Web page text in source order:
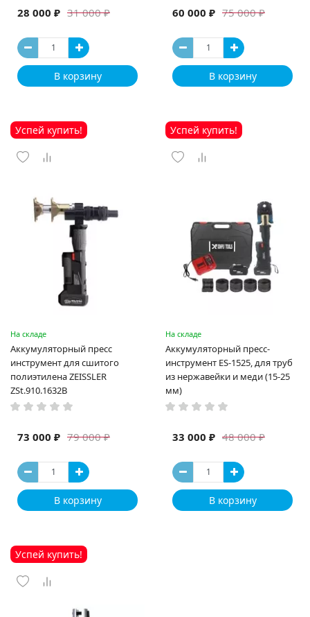
машина
31 000 ₽
28 000 ₽
В корзину
75 000 ₽
60 000 ₽
В корзину
Успей купить!
На складе
Аккумуляторный пресс
инструмент для сшитого
полиэтилена ZEISSLER
ZSt.910.1632B
79 000 ₽
73 000 ₽
В корзину
Успей купить!
На складе
Аккумуляторный пресс-
инструмент ES-1525, для труб
из нержавейки и меди (15-25
мм)
48 000 ₽
33 000 ₽
В корзину
Успей купить!